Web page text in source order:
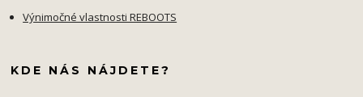
Výnimočné vlastnosti REBOOTS
KDE NÁS NÁJDETE?